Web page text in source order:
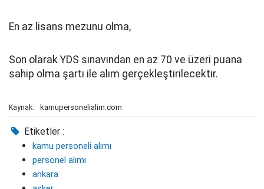
En az lisans mezunu olma,
Son olarak YDS sınavından en az 70 ve üzeri puana
sahip olma şartı ile alım gerçekleştirilecektir.
Kaynak: kamupersonelialim.com
Etiketler :
kamu personeli alımı
personel alımı
ankara